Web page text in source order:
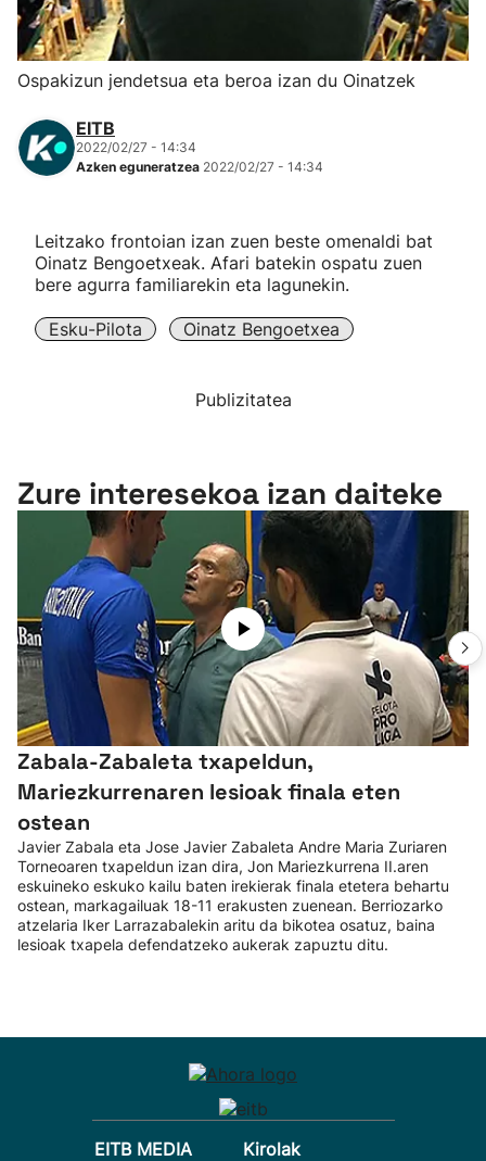
Herri-kirolak
Eskubaloia
Kirolak 360
Mendi-lasterketak
Kirol gehiago
Ospakizun jendetsua eta beroa izan du Oinatzek
EITB
2022/02/27 - 14:34
Azken eguneratzea 2022/02/27 - 14:34
Leitzako frontoian izan zuen beste omenaldi bat
Oinatz Bengoetxeak. Afari batekin ospatu zuen
bere agurra familiarekin eta lagunekin.
Esku-Pilota Oinatz Bengoetxea
Publizitatea
Zure interesekoa izan daiteke
Zabala-Zabaleta txapeldun,
Mariezkurrenaren lesioak finala eten
ostean
Javier Zabala eta Jose Javier Zabaleta Andre Maria Zuriaren
Torneoaren txapeldun izan dira, Jon Mariezkurrena II.aren
eskuineko eskuko kailu baten irekierak finala etetera behartu
ostean, markagailuak 18-11 erakusten zuenean. Berriozarko
atzelaria Iker Larrazabalekin aritu da bikotea osatuz, baina
lesioak txapela defendatzeko aukerak zapuztu ditu.
EITB MEDIA
Kirolak